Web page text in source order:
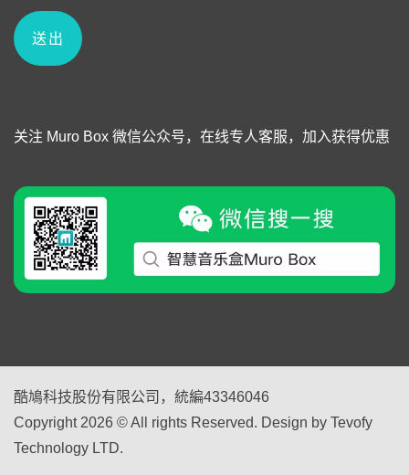
关注 Muro Box 微信公众号，在线专人客服，加入获得优惠
酷鳩科技股份有限公司，統編43346046
Copyright 2026 © All rights Reserved. Design by Tevofy
Technology LTD.